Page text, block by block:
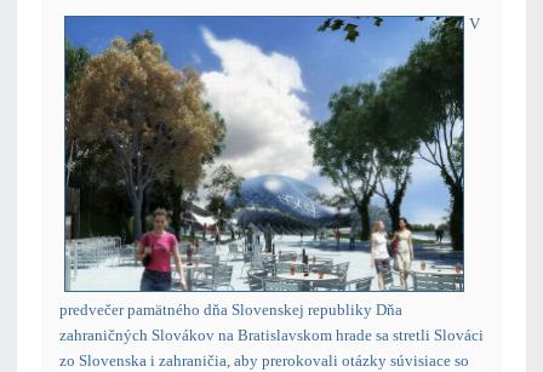
V
predvečer pamätného dňa Slovenskej republiky Dňa
zahraničných Slovákov na Bratislavskom hrade sa stretli Slováci
zo Slovenska i zahraničia, aby prerokovali otázky súvisiace so